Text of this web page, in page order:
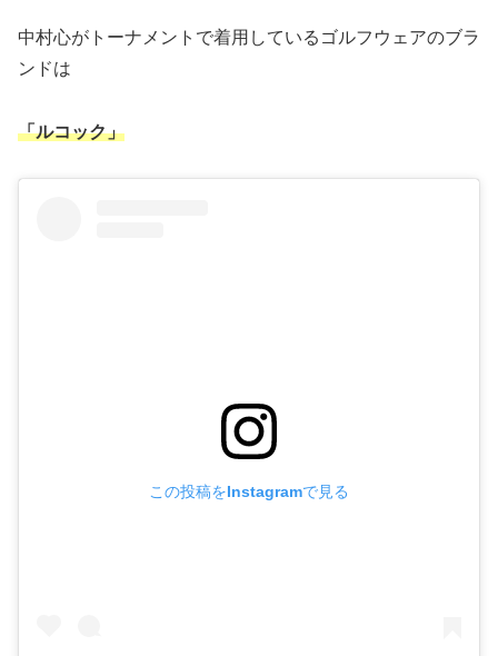
中村心がトーナメントで着用しているゴルフウェアのブラ
ンドは
「ルコック」
この投稿をInstagramで見る